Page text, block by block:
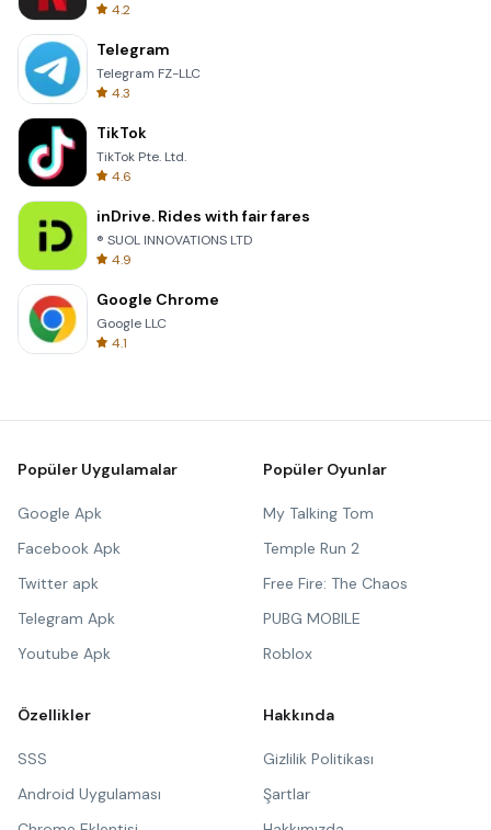
4.2
Telegram
Telegram FZ-LLC
4.3
TikTok
TikTok Pte. Ltd.
4.6
inDrive. Rides with fair fares
® SUOL INNOVATIONS LTD
4.9
Google Chrome
Google LLC
4.1
Popüler Uygulamalar
Google Apk
Facebook Apk
Twitter apk
Telegram Apk
Youtube Apk
Popüler Oyunlar
My Talking Tom
Temple Run 2
Free Fire: The Chaos
PUBG MOBILE
Roblox
Özellikler
SSS
Android Uygulaması
Hakkında
Gizlilik Politikası
Şartlar